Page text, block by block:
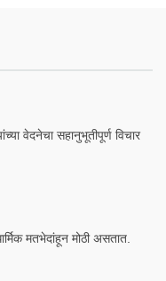
वेदनेचा सहानुभूतीपूर्ण विचार
मतभेदांहून मोठी असतात.